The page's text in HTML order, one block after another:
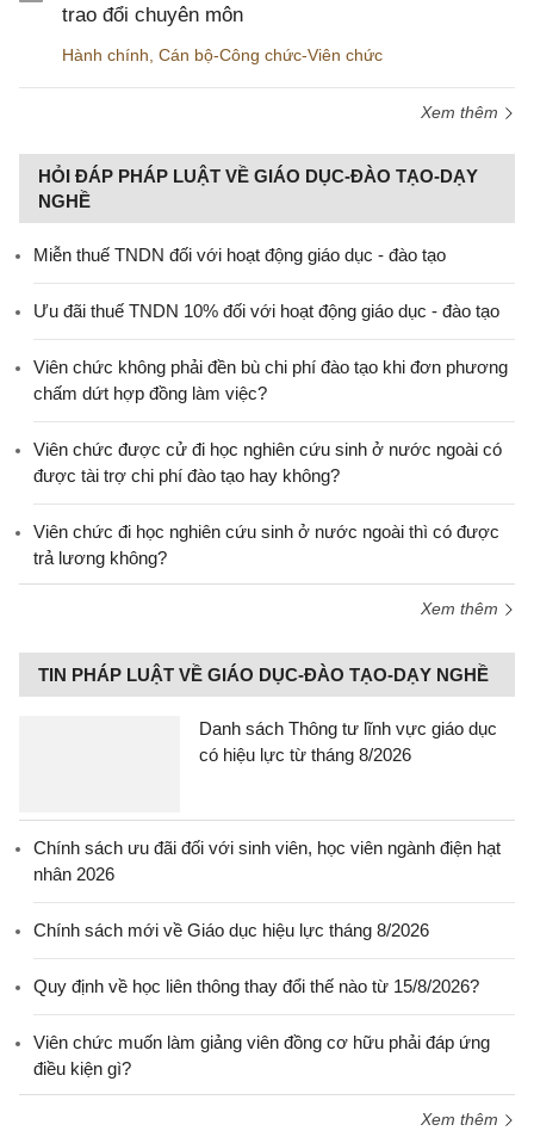
trao đổi chuyên môn
Hành chính Cán bộ-Công chức-Viên chức
Xem thêm
HỎI ĐÁP PHÁP LUẬT VỀ GIÁO DỤC-ĐÀO TẠO-DẠY
NGHỀ
Miễn thuế TNDN đối với hoạt động giáo dục - đào tạo
Ưu đãi thuế TNDN 10% đối với hoạt động giáo dục - đào tạo
Viên chức không phải đền bù chi phí đào tạo khi đơn phương
chấm dứt hợp đồng làm việc?
Viên chức được cử đi học nghiên cứu sinh ở nước ngoài có
được tài trợ chi phí đào tạo hay không?
Viên chức đi học nghiên cứu sinh ở nước ngoài thì có được
trả lương không?
Xem thêm
TIN PHÁP LUẬT VỀ GIÁO DỤC-ĐÀO TẠO-DẠY NGHỀ
Danh sách Thông tư lĩnh vực giáo dục
có hiệu lực từ tháng 8/2026
Chính sách ưu đãi đối với sinh viên, học viên ngành điện hạt
nhân 2026
Chính sách mới về Giáo dục hiệu lực tháng 8/2026
Quy định về học liên thông thay đổi thế nào từ 15/8/2026?
Viên chức muốn làm giảng viên đồng cơ hữu phải đáp ứng
điều kiện gì?
Xem thêm